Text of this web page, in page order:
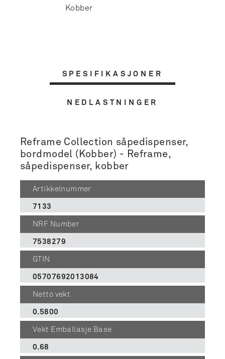
SPESIFIKASJONER
NEDLASTNINGER
Reframe Collection såpedispenser,
bordmodel (Kobber) - Reframe,
såpedispenser, kobber
Artikkelnummer
7133
NRF Number
7538279
GTIN
05707692013084
Netto vekt
0.5800
Vekt Emballasje Base
0.68